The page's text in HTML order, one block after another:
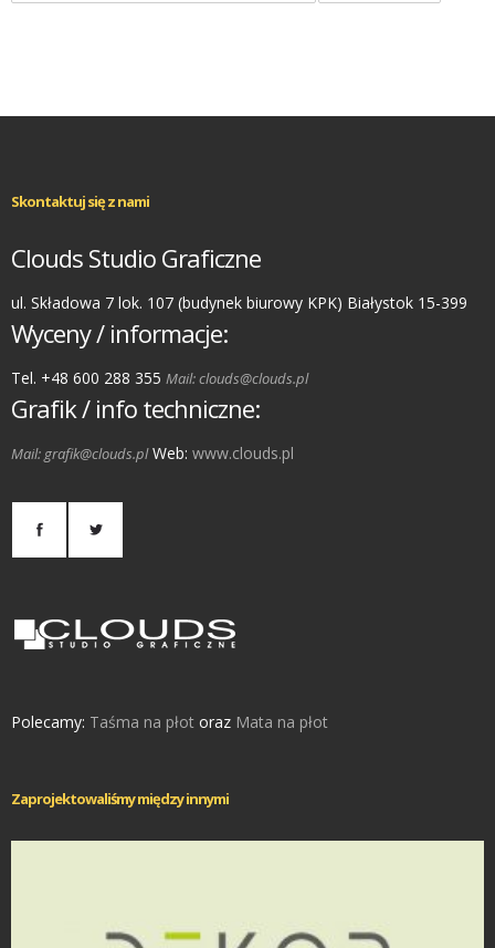
Skontaktuj się z nami
Clouds Studio Graficzne
ul. Składowa 7 lok. 107 (budynek biurowy KPK) Białystok 15-399
Wyceny / informacje:
Tel. +48 600 288 355 Mail: clouds@clouds.pl
Grafik / info techniczne:
Mail: grafik@clouds.plWeb: www.clouds.pl
Polecamy: Taśma na płot oraz Mata na płot
Zaprojektowaliśmy między innymi